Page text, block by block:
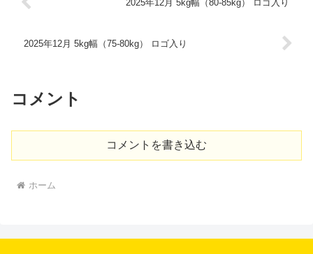
2025年12月 5kg幅（80-85kg） ロゴ入り
2025年12月 5kg幅（75-80kg） ロゴ入り
コメント
コメントを書き込む
ホーム